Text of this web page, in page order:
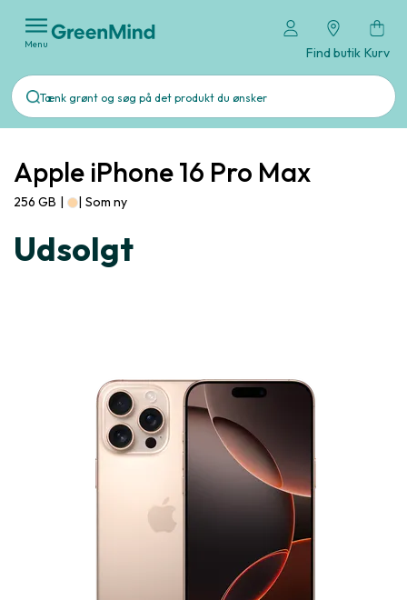
Menu
Find butik Kurv
Apple iPhone 16 Pro Max
256 GB | | Som ny
Udsolgt